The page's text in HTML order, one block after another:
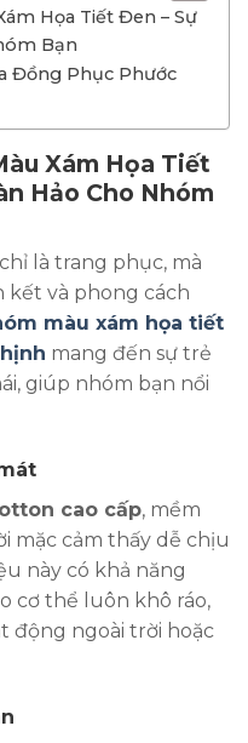
Họa Tiết Đen – Sự
Bạn
Đồng Phục Phước
Xám Họa Tiết
Hảo Cho Nhóm
là trang phục, mà
kết và phong cách
màu xám họa tiết
mang đến sự trẻ
giúp nhóm bạn nổi
cao cấp, mềm
mặc cảm thấy dễ chịu
này có khả năng
cơ thể luôn khô ráo,
động ngoài trời hoặc